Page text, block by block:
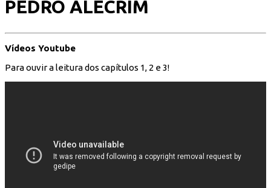
PEDRO ALECRIM
Vídeos Youtube
Para ouvir a leitura dos capítulos 1, 2 e 3!